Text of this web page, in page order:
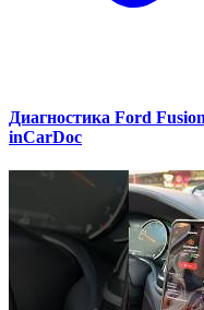
Диагностика Ford
inCarDoc